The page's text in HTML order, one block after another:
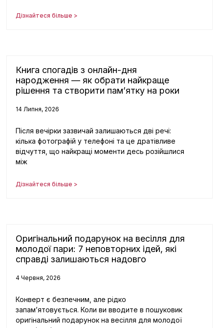
Дізнайтеся більше >
Книга спогадів з онлайн-дня
народження — як обрати найкраще
рішення та створити пам’ятку на роки
14 Липня, 2026
Після вечірки зазвичай залишаються дві речі:
кілька фотографій у телефоні та це дратівливе
відчуття, що найкращі моменти десь розійшлися
між
Дізнайтеся більше >
Оригінальний подарунок на весілля для
молодої пари: 7 неповторних ідей, які
справді залишаються надовго
4 Червня, 2026
Конверт є безпечним, але рідко
запам’ятовується. Коли ви вводите в пошуковик
оригінальний подарунок на весілля для молодої